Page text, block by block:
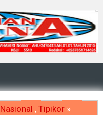
Nasional , Tipikor »